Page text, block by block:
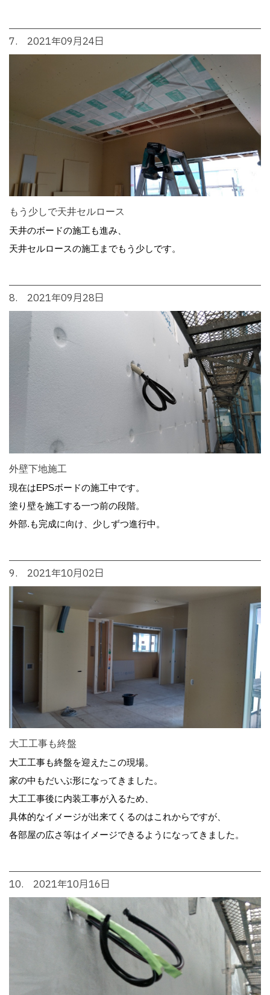
7. 2021年09月24日
もう少しで天井セルロース
天井のボードの施工も進み、
天井セルロースの施工までもう少しです。
8. 2021年09月28日
外壁下地施工
現在はEPSボードの施工中です。
塗り壁を施工する一つ前の段階。
外部.も完成に向け、少しずつ進行中。
9. 2021年10月02日
大工工事も終盤
大工工事も終盤を迎えたこの現場。
家の中もだいぶ形になってきました。
大工工事後に内装工事が入るため、
具体的なイメージが出来てくるのはこれからですが、
各部屋の広さ等はイメージできるようになってきました。
10. 2021年10月16日